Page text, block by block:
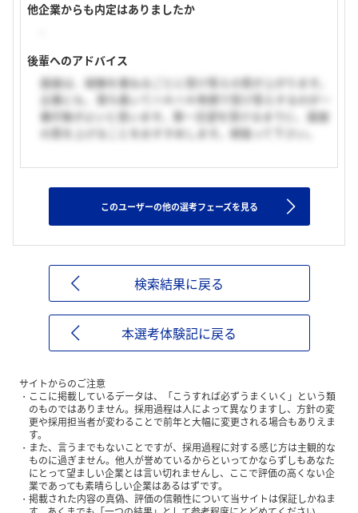
他企業からも内定はありましたか
後輩へのアドバイス
面接は、経験を重ねるごとに受け答えの質が上がります。
企業にも、落ち着いてハキハキ笑顔で受け答えするのが一
番印象がよいと思います。第一志望を受けるまでに、面接
の質を上げることをおすすめします。頑張って下さい。
このユーザーの他の選考フェーズを見る
検索結果に戻る
本選考体験記に戻る
サイトからのご注意
ここに掲載しているデータは、「こうすれば必ずうまくいく」という類
のものではありません。採用過程は人によって異なりますし、方針の変
更や採用担当者が変わることで前年と大幅に変更される場合もありえま
す。
また、言うまでもないことですが、採用過程に対する感じ方は主観的な
ものに過ぎません。他人が誉めているからといってかならずしもあなた
にとって望ましい企業とは言い切れませんし、ここで評価の高くない企
業であっても素晴らしい企業はあるはずです。
掲載された内容の真偽、評価の信頼性について当サイトは保証しかねま